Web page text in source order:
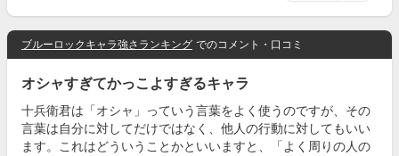
ブルーロックキャラ強さランキング でのコメント・口コミ
オシャすぎてかっこよすぎるキャラ
十兵衛君は「オシャ」っていう言葉をよく使うのですが、その
言葉は自分に対してだけではなく、他人の行動に対してもいい
ます。これはどういうことかといいますと、「よく周りの人の